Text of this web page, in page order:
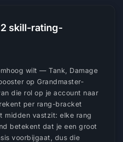
skill-rating-
wilt — Tank, Damage
op Grandmaster-
die rol op je account naar
per rang-bracket
midden vastzit: elke rang
betekent dat je een groot
voorbijgaat, dus die